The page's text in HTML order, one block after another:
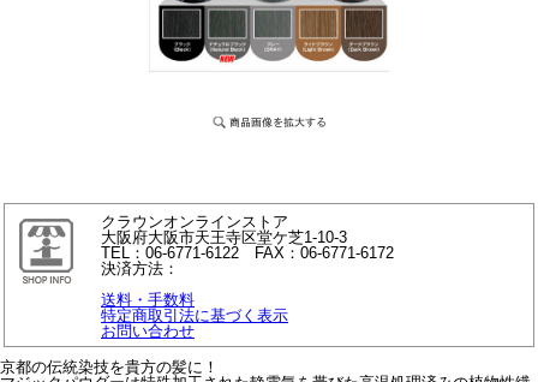
クラウンオンラインストア
大阪府大阪市天王寺区堂ケ芝1-10-3
TEL：06-6771-6122 FAX：06-6771-6172
決済方法：
送料・手数料
特定商取引法に基づく表示
お問い合わせ
京都の伝統染技を貴方の髪に！